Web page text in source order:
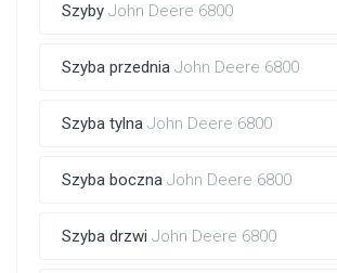
Szyby John Deere 6800
Szyba przednia John Deere 6800
Szyba tylna John Deere 6800
Szyba boczna John Deere 6800
Szyba drzwi John Deere 6800